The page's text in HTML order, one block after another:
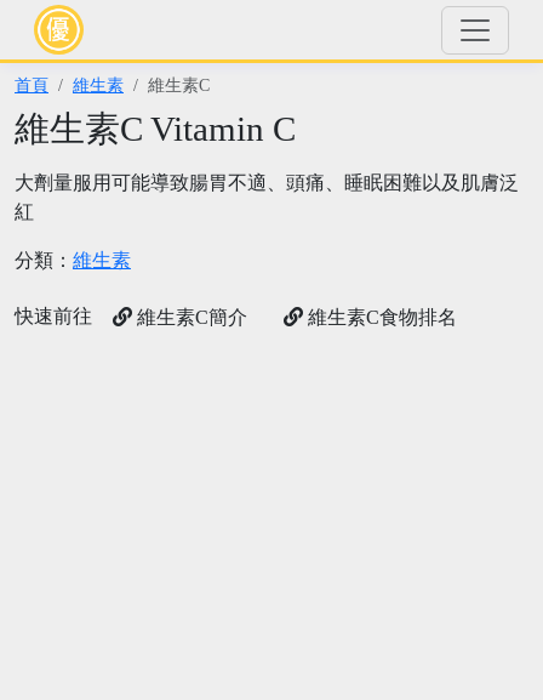
首頁 維生素 維生素C
維生素C Vitamin C
大劑量服用可能導致腸胃不適、頭痛、睡眠困難以及肌膚泛
紅
分類： 維生素
快速前往 維生素C簡介 維生素C食物排名